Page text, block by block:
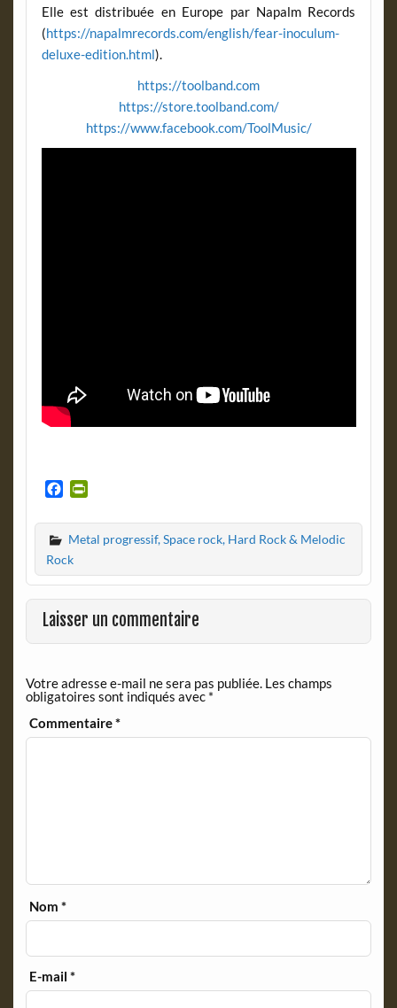
Elle est distribuée en Europe par Napalm Records
(https://napalmrecords.com/english/fear-inoculum-
deluxe-edition.html).
https://toolband.com
https://store.toolband.com/
https://www.facebook.com/ToolMusic/
c
e
b
o
o
k
i
n
F
r
i
e
n
l
y
Metal progressif, Space rock, Hard Rock & Melodic
Rock
Laisser un commentaire
Votre adresse e-mail ne sera pas publiée. Les champs
obligatoires sont indiqués avec *
Commentaire*
Nom*
E-mail*